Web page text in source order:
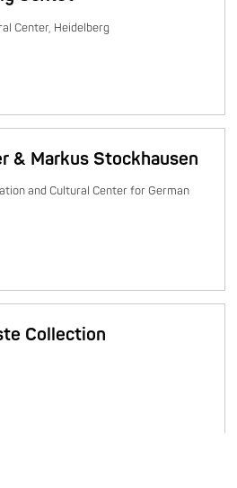
Center, Heidelberg
& Markus Stockhausen
and Cultural Center for German
Collection